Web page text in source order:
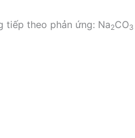
tiếp theo phản ứng: Na2CO3